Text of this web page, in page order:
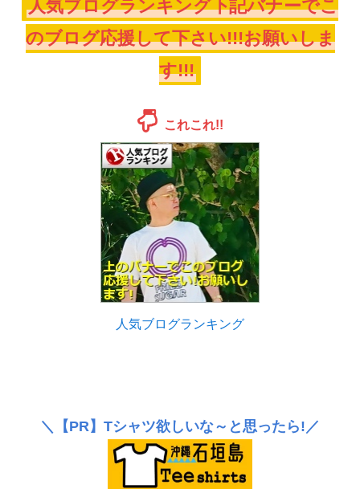
人気ブログランキング下記バナーでこ
のブログ応援して下さい!!!お願いしま
す!!!
これこれ!!
人気ブログランキング
＼ 【PR】 Tシャツ欲しいな～と思ったら!／